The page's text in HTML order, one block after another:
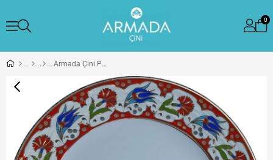
0
Armada Çini PRT 58 25 Cm Kırmızı Altın Yaldızlı Lale karanfil Desenli Porselen Kaligrafi Çini Tabak